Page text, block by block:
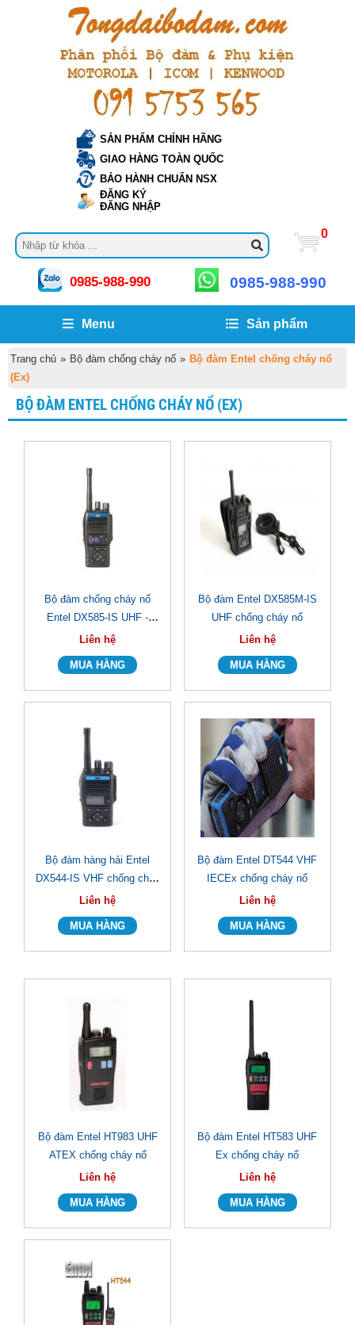
SẢN PHẨM CHÍNH HÃNG
GIAO HÀNG TOÀN QUỐC
BẢO HÀNH CHUẨN NSX
ĐĂNG KÝ
ĐĂNG NHẬP
0
0985-988-990 0985-988-990
Menu Sản phẩm
Trang chủ » Bộ đàm chống cháy nổ » Bộ đàm Entel chống cháy nổ
(Ex)
BỘ ĐÀM ENTEL CHỐNG CHÁY NỔ (EX)
Bộ đàm chống cháy nổ
Entel DX585-IS UHF -
Tongdaibodam.com
Liên hệ
Bộ đàm Entel DX585M-IS
UHF chống cháy nổ
Liên hệ
Bộ đàm hàng hải Entel
DX544-IS VHF chống cháy
nổ
Liên hệ
Bộ đàm Entel DT544 VHF
IECEx chống cháy nổ
Liên hệ
Bộ đàm Entel HT983 UHF
ATEX chống cháy nổ
Liên hệ
Bộ đàm Entel HT583 UHF
Ex chống cháy nổ
Liên hệ